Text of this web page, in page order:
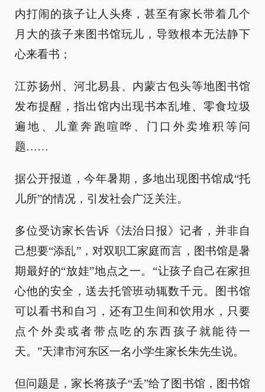
内打闹的孩子让人头疼，甚至有家长带着几个
月大的孩子来图书馆玩儿，导致根本无法静下
心来看书；
江苏扬州、河北易县、内蒙古包头等地图书馆
发布提醒，指出馆内出现书本乱堆、零食垃圾
遍地、儿童奔跑喧哗、门口外卖堆积等问
题……
据公开报道，今年暑期，多地出现图书馆成“托
儿所”的情况，引发社会广泛关注。
多位受访家长告诉《法治日报》记者，并非自
己想要“添乱”，对双职工家庭而言，图书馆是暑
期最好的“放娃”地点之一。“让孩子自己在家担
心他的安全，送去托管班动辄数千元。图书馆
可以看书和自习，还有卫生间和饮用水，只要
点个外卖或者带点吃的东西孩子就能待一
天。”天津市河东区一名小学生家长朱先生说。
但问题是，家长将孩子“丢”给了图书馆，图书馆